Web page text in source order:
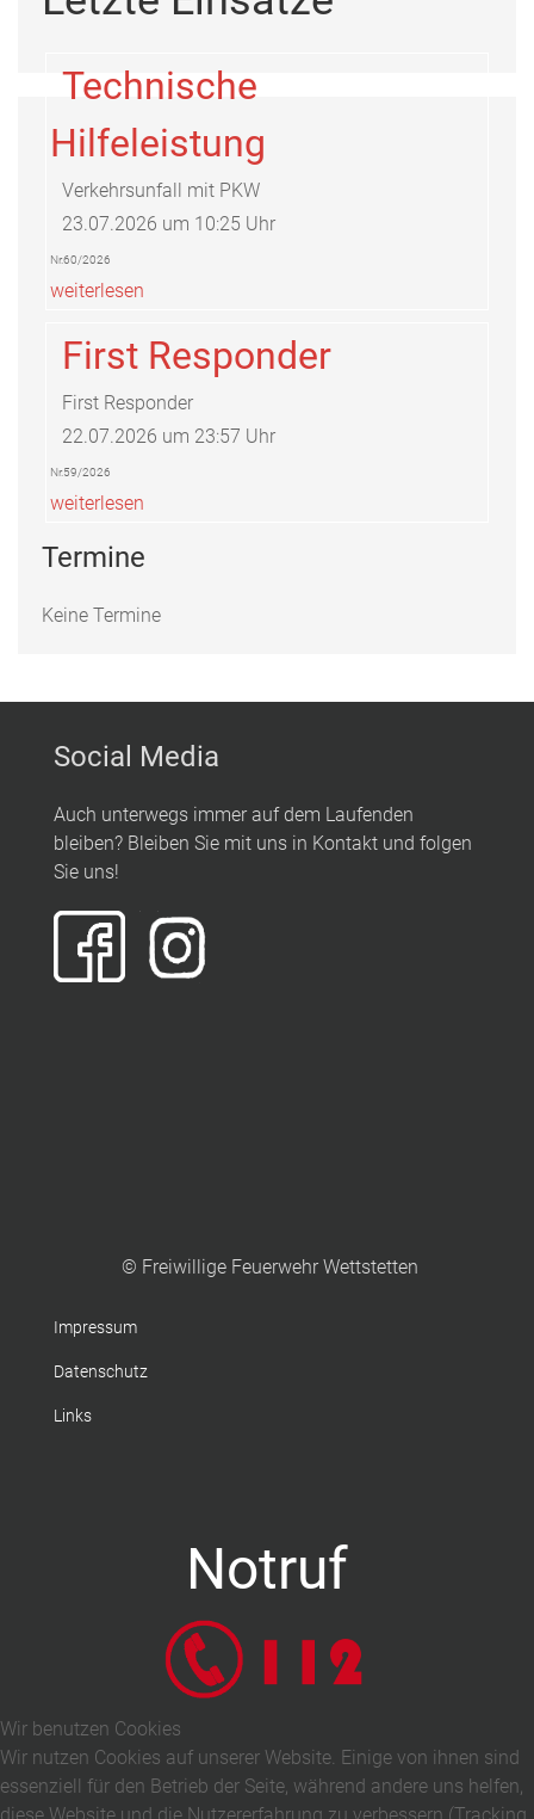
Technische
Hilfeleistung
Verkehrsunfall mit PKW
23.07.2026 um 10:25 Uhr
Nr.60/2026
weiterlesen
First Responder
First Responder
22.07.2026 um 23:57 Uhr
Nr.59/2026
weiterlesen
Termine
Keine Termine
Social Media
Auch unterwegs immer auf dem Laufenden
bleiben? Bleiben Sie mit uns in Kontakt und folgen
Sie uns!
© Freiwillige Feuerwehr Wettstetten
Impressum
Datenschutz
Links
Notruf
Wir benutzen Cookies
Wir nutzen Cookies auf unserer Website. Einige von ihnen sind
essenziell für den Betrieb der Seite, während andere uns helfen,